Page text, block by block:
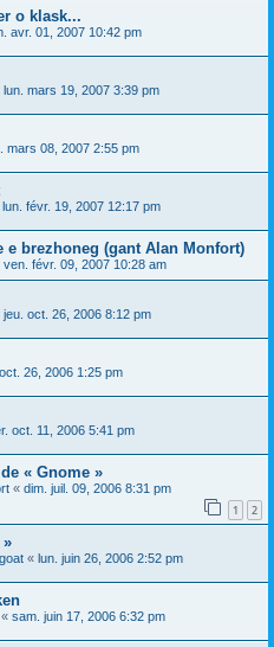
o klask...
avr. 01, 2007 10:42 pm
lun. mars 19, 2007 3:39 pm
mars 08, 2007 2:55 pm
lun. févr. 19, 2007 12:17 pm
e brezhoneg (gant Alan Monfort)
ven. févr. 09, 2007 10:28 am
jeu. oct. 26, 2006 8:12 pm
26, 2006 1:25 pm
oct. 11, 2006 5:41 pm
« Gnome »
« dim. juil. 09, 2006 8:31 pm
1 2
»
« lun. juin 26, 2006 2:52 pm
« sam. juin 17, 2006 6:32 pm